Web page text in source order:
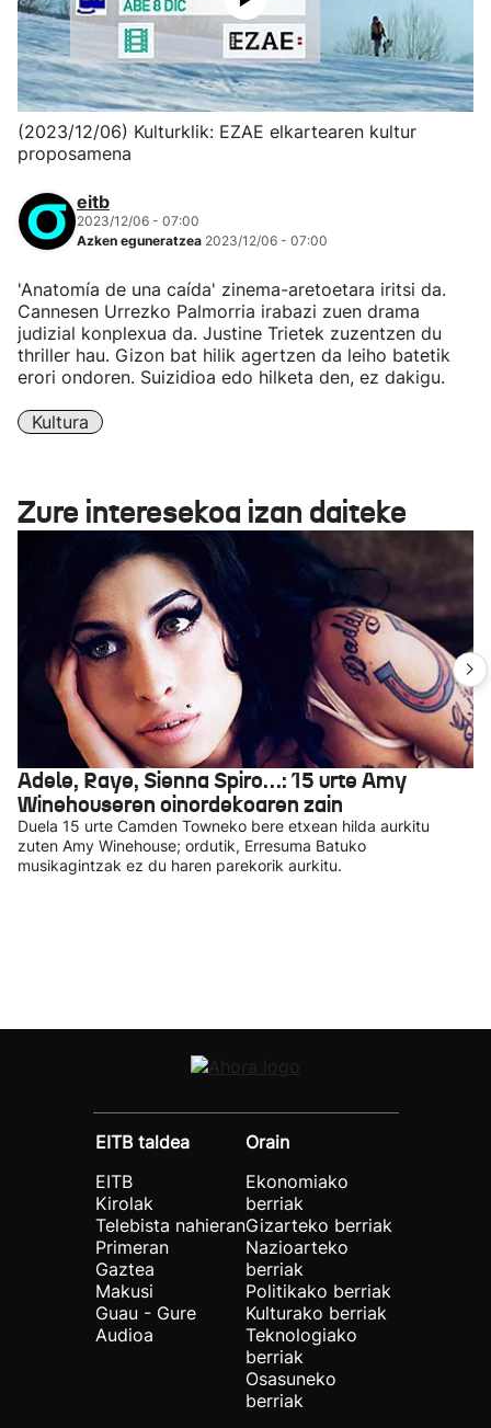
(2023/12/06) Kulturklik: EZAE elkartearen kultur
proposamena
eitb
2023/12/06 - 07:00
Azken eguneratzea 2023/12/06 - 07:00
'Anatomía de una caída' zinema-aretoetara iritsi da.
Cannesen Urrezko Palmorria irabazi zuen drama
judizial konplexua da. Justine Trietek zuzentzen du
thriller hau. Gizon bat hilik agertzen da leiho batetik
erori ondoren. Suizidioa edo hilketa den, ez dakigu.
Kultura
Zure interesekoa izan daiteke
Adele, Raye, Sienna Spiro…: 15 urte Amy
Winehouseren oinordekoaren zain
Duela 15 urte Camden Towneko bere etxean hilda aurkitu
zuten Amy Winehouse; ordutik, Erresuma Batuko
musikagintzak ez du haren parekorik aurkitu.
EITB taldea
EITB
Kirolak
Telebista nahieran
Primeran
Gaztea
Makusi
Guau - Gure
Audioa
Orain
Ekonomiako
berriak
Gizarteko berriak
Nazioarteko
berriak
Politikako berriak
Kulturako berriak
Teknologiako
berriak
Osasuneko
berriak